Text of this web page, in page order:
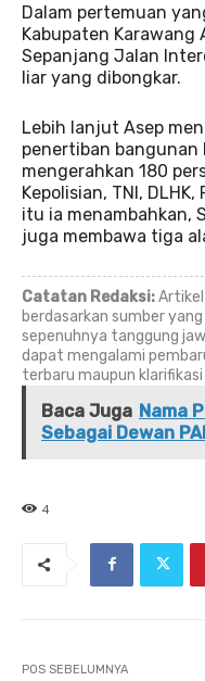
Dalam pertemuan
Kabupaten Karawang
Sepanjang Jalan
liar yang dibongkar.
Lebih lanjut Asep
penertiban bangunan
mengerahkan 180
Kepolisian, TNI,
itu ia menambahkan,
juga membawa tiga
Catatan Redaksi:
berdasarkan sumber
sepenuhnya tanggung
dapat mengalami
terbaru maupun
Baca Juga Nama
Sebagai Dewan
4
POS SEBELUMNYA